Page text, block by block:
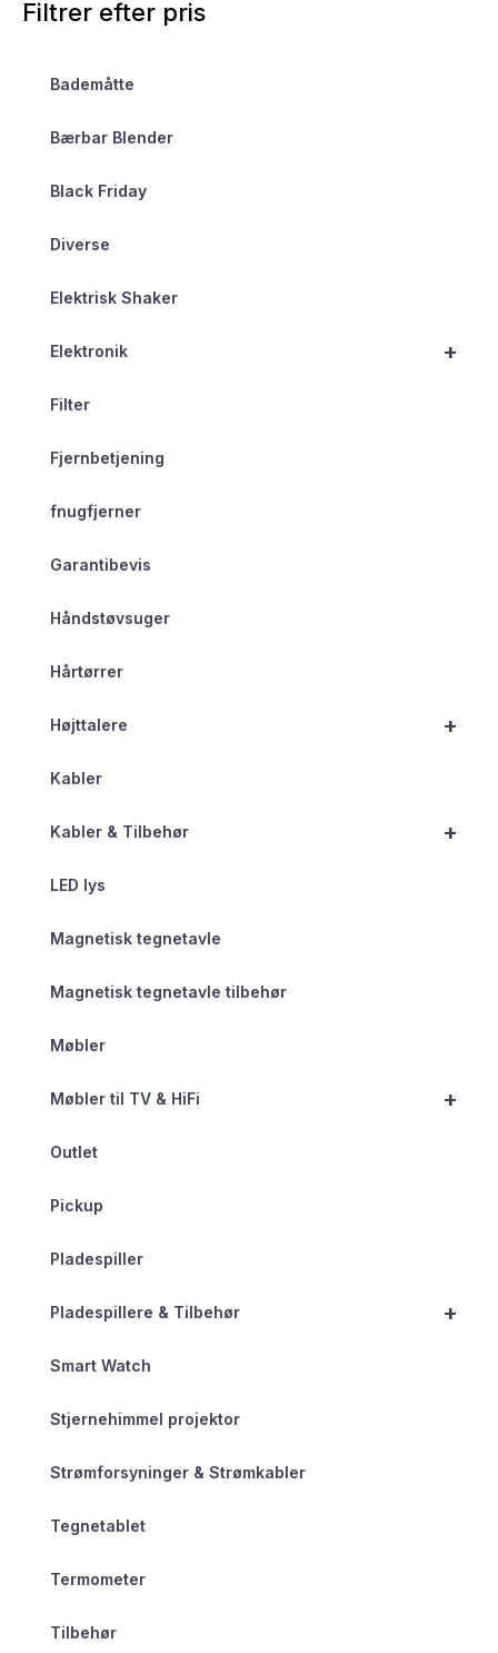
Filtrer efter pris
Bademåtte
Bærbar Blender
Black Friday
Diverse
Elektrisk Shaker
+
Elektronik
Filter
Fjernbetjening
fnugfjerner
Garantibevis
Håndstøvsuger
Hårtørrer
+
Højttalere
Kabler
+
Kabler & Tilbehør
LED lys
Magnetisk tegnetavle
Magnetisk tegnetavle tilbehør
Møbler
+
Møbler til TV & HiFi
Outlet
Pickup
Pladespiller
+
Pladespillere & Tilbehør
Smart Watch
Stjernehimmel projektor
Strømforsyninger & Strømkabler
Tegnetablet
Termometer
Tilbehør